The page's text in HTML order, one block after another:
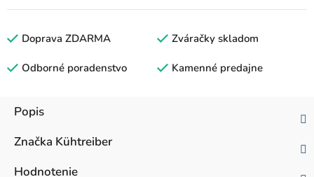
Doprava ZDARMA Zváračky skladom
Odborné poradenstvo Kamenné predajne
Popis
Značka Kühtreiber
Hodnotenie